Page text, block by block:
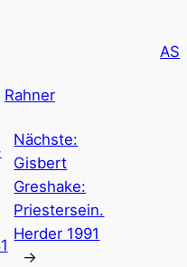
AS
Rahner
Nächste:
Gisbert
Greshake:
Priestersein.
Herder 1991
→